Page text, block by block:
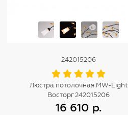
242015206
Люстра потолочная MW-Light
Восторг 242015206
16 610 р.